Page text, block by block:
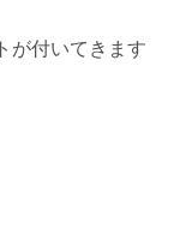
が付いてきます